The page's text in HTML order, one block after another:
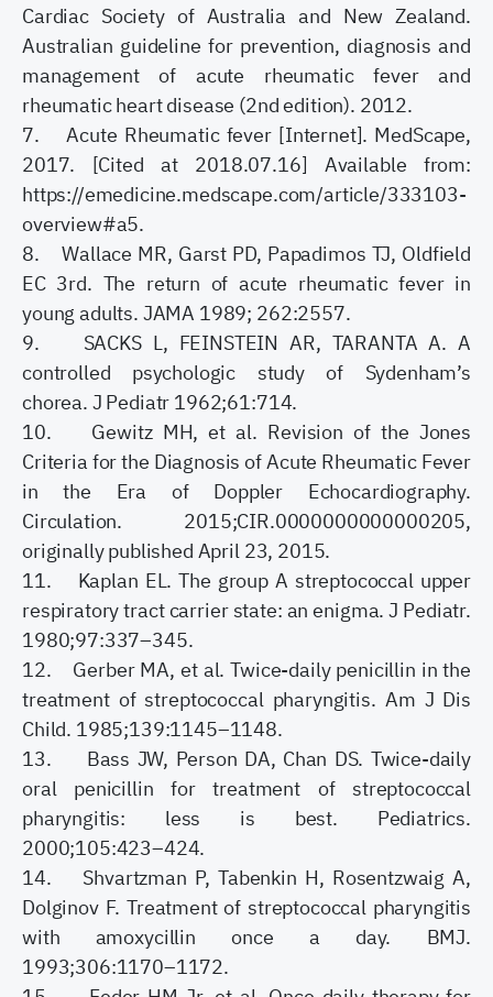
Cardiac Society of Australia and New Zealand.
Australian guideline for prevention, diagnosis and
management of acute rheumatic fever and
rheumatic heart disease (2nd edition). 2012.
7. Acute Rheumatic fever [Internet]. MedScape,
2017. [Cited at 2018.07.16] Available from:
https://emedicine.medscape.com/article/333103-
overview#a5.
8. Wallace MR, Garst PD, Papadimos TJ, Oldfield
EC 3rd. The return of acute rheumatic fever in
young adults. JAMA 1989; 262:2557.
9. SACKS L, FEINSTEIN AR, TARANTA A. A
controlled psychologic study of Sydenham’s
chorea. J Pediatr 1962;61:714.
10. Gewitz MH, et al. Revision of the Jones
Criteria for the Diagnosis of Acute Rheumatic Fever
in the Era of Doppler Echocardiography.
Circulation. 2015;CIR.0000000000000205,
originally published April 23, 2015.
11. Kaplan EL. The group A streptococcal upper
respiratory tract carrier state: an enigma. J Pediatr.
1980;97:337–345.
12. Gerber MA, et al. Twice-daily penicillin in the
treatment of streptococcal pharyngitis. Am J Dis
Child. 1985;139:1145–1148.
13. Bass JW, Person DA, Chan DS. Twice-daily
oral penicillin for treatment of streptococcal
pharyngitis: less is best. Pediatrics.
2000;105:423–424.
14. Shvartzman P, Tabenkin H, Rosentzwaig A,
Dolginov F. Treatment of streptococcal pharyngitis
with amoxycillin once a day. BMJ.
1993;306:1170–1172.